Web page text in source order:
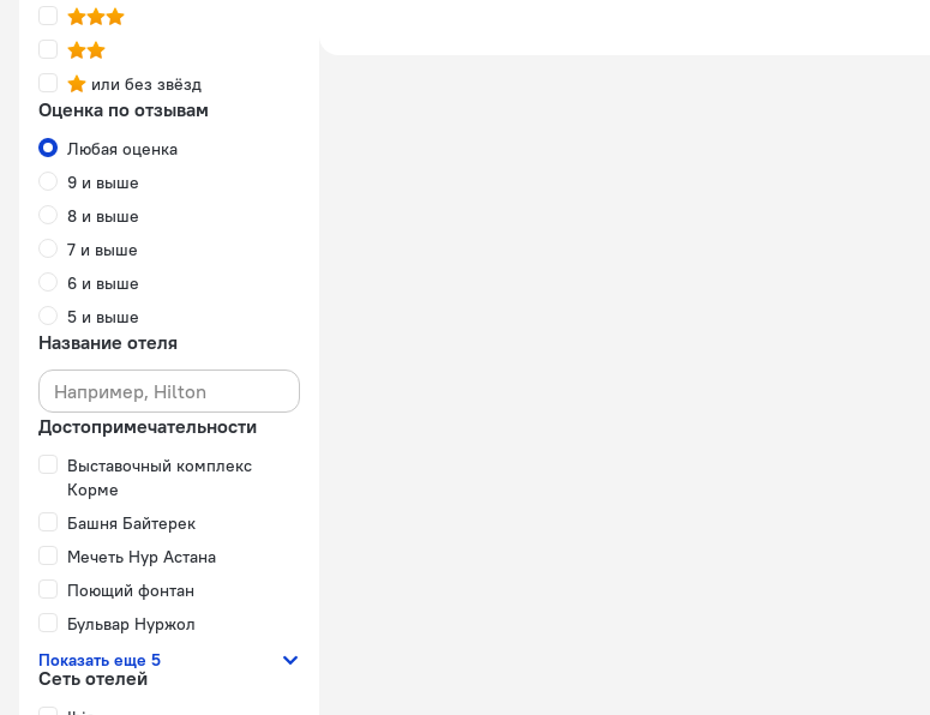
или без звёзд
Оценка по отзывам
Любая оценка
9 и выше
8 и выше
7 и выше
6 и выше
5 и выше
Название отеля
Достопримечательности
Выставочный комплекс
Корме
Башня Байтерек
Мечеть Нур Астана
Поющий фонтан
Бульвар Нуржол
Показать еще 5
Сеть отелей